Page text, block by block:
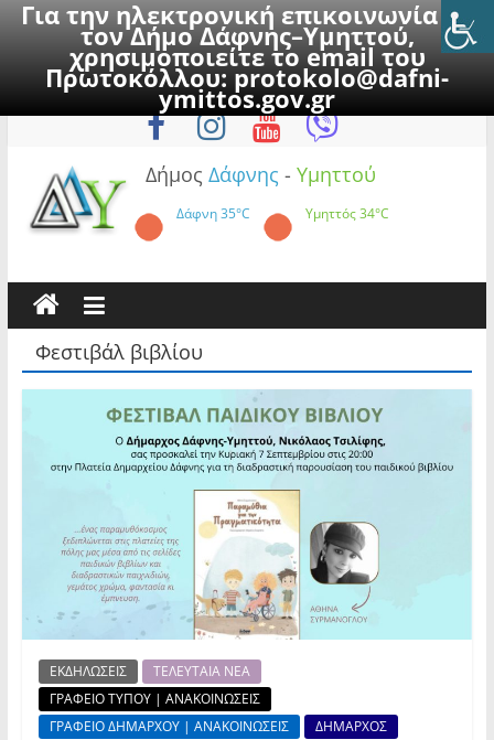
Για την ηλεκτρονική επικοινωνία με
τον Δήμο Δάφνης–Υμηττού,
χρησιμοποιείτε το email του
Πρωτοκόλλου:protokolo@dafni-
ymittos.gov.gr
to
Παρασκευή, 7 Αυγούστου 2026
Δήμος Δάφνης - Υμηττού
Δάφνη35°C Υμηττός34°C
Φεστιβάλ βιβλίου
ΕΚΔΗΛΩΣΕΙΣ
ΤΕΛΕΥΤΑΙΑ ΝΕΑ
ΓΡΑΦΕΙΟ ΤΥΠΟΥ | ΑΝΑΚΟΙΝΩΣΕΙΣ
ΓΡΑΦΕΙΟ ΔΗΜΑΡΧΟΥ | ΑΝΑΚΟΙΝΩΣΕΙΣ
ΔΗΜΑΡΧΟΣ